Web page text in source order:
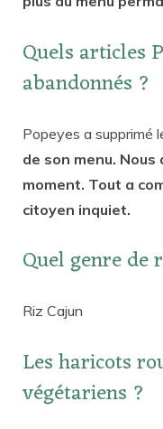
Quels articles
abandonnés ?
Popeyes a supprimé
de son menu. Nous
moment. Tout a
citoyen inquiet.
Quel genre de
Riz Cajun
Les haricots
végétariens ?